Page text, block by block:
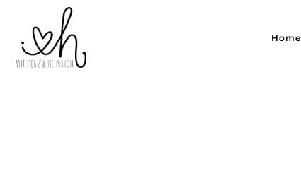
Translation missing: de.accessibility.skip_to_text
Home